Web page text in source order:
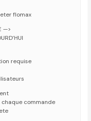
flomax
—>
requise
chaque commande